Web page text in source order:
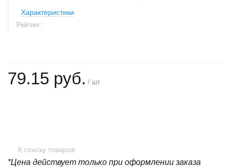
Характеристики
Рейтинг:
79.15 руб. / шт
К списку товаров
*Цена действует только при оформлении заказа